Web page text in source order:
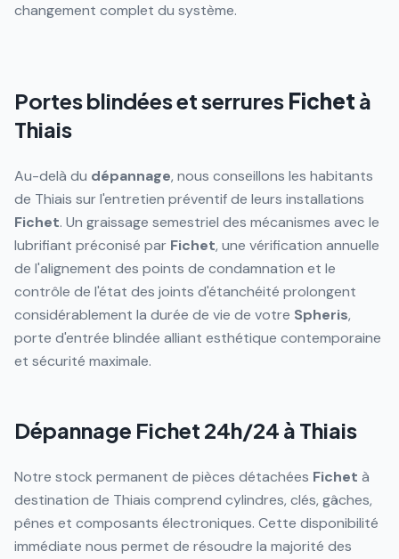
changement complet du système.
Portes blindées et serrures Fichet à
Thiais
Au-delà du dépannage, nous conseillons les habitants
de Thiais sur l'entretien préventif de leurs installations
Fichet. Un graissage semestriel des mécanismes avec le
lubrifiant préconisé par Fichet, une vérification annuelle
de l'alignement des points de condamnation et le
contrôle de l'état des joints d'étanchéité prolongent
considérablement la durée de vie de votre Spheris,
porte d'entrée blindée alliant esthétique contemporaine
et sécurité maximale.
Dépannage Fichet 24h/24 à Thiais
Notre stock permanent de pièces détachées Fichet à
destination de Thiais comprend cylindres, clés, gâches,
pênes et composants électroniques. Cette disponibilité
immédiate nous permet de résoudre la majorité des